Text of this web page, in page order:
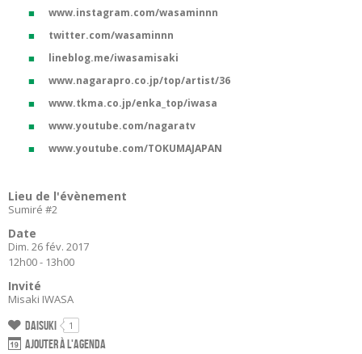
www.instagram.com/wasaminnn
twitter.com/wasaminnn
lineblog.me/iwasamisaki
www.nagarapro.co.jp/top/artist/36
www.tkma.co.jp/enka_top/iwasa
www.youtube.com/nagaratv
www.youtube.com/TOKUMAJAPAN
Lieu de l'évènement
Sumiré #2
Date
Dim. 26 fév. 2017
12h00 - 13h00
Invité
Misaki IWASA
Daisuki 1
Ajouter à l'agenda